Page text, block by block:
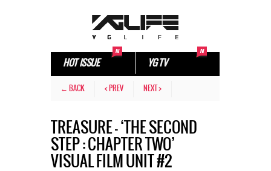
HOT ISSUE YG TV
← BACK < PREV NEXT >
TREASURE – ‘THE SECOND
STEP : CHAPTER TWO’
VISUAL FILM UNIT #2